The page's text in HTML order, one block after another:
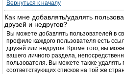
Вернуться к началу
Как мне добавлять/удалять
друзей и недругов?
Вы можете добавлять пользователей в
профиле каждого пользователя есть
друзей или недругов. Кроме того, вы
вашего личного раздела,
пользователя. Вы можете также удалять
соответствующих списков на той же